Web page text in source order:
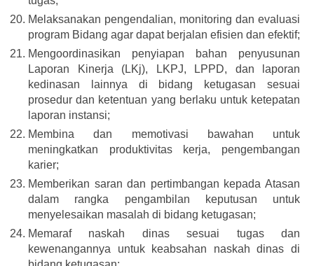
Melaksanakan pengendalian, monitoring dan evaluasi
program Bidang agar dapat berjalan efisien dan efektif;
Mengoordinasikan penyiapan bahan penyusunan
Laporan Kinerja (LKj), LKPJ, LPPD, dan laporan
kedinasan lainnya di bidang ketugasan sesuai
prosedur dan ketentuan yang berlaku untuk ketepatan
laporan instansi;
Membina dan memotivasi bawahan untuk
meningkatkan produktivitas kerja, pengembangan
karier;
Memberikan saran dan pertimbangan kepada Atasan
dalam rangka pengambilan keputusan untuk
menyelesaikan masalah di bidang ketugasan;
Memaraf naskah dinas sesuai tugas dan
kewenangannya untuk keabsahan naskah dinas di